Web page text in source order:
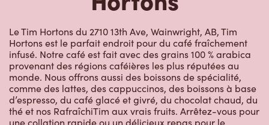
Le Tim Hortons du 2710 13th Ave, Wainwright, AB, Tim
Hortons est le parfait endroit pour du café fraîchement
infusé. Notre café est fait avec des grains 100 % arabica
provenant des régions caféières les plus réputées au
monde. Nous offrons aussi des boissons de spécialité,
comme des lattes, des cappuccinos, des boissons à base
d’espresso, du café glacé et givré, du chocolat chaud, du
thé et nos RafraîchiTim aux vrais fruits. Arrêtez-vous pour
une collation rapide ou un délicieux repas pour le